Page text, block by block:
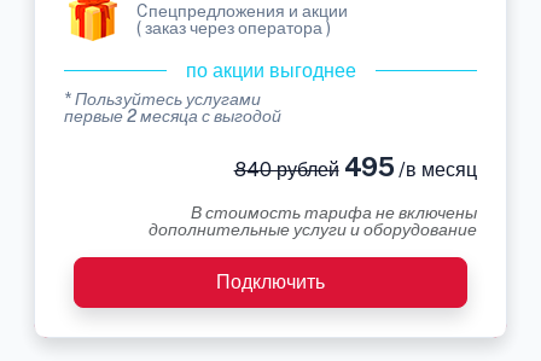
Cпецпредложения и акции
( заказ через оператора )
по акции выгоднее
* Пользуйтесь услугами
первые 2 месяца с выгодой
840 рублей495 /в месяц
В стоимость тарифа не включены
дополнительные услуги и оборудование
Подключить